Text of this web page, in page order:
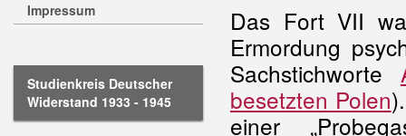
Impressum
Studienkreis Deutscher
Widerstand 1933 - 1945
Das Fort VII
Ermordung
Sachstichworte
besetzten Polen
einer